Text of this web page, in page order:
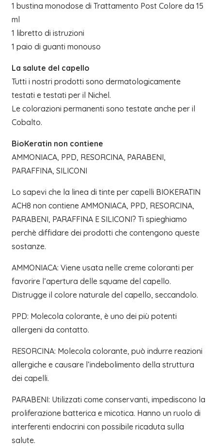
1 bustina monodose di Trattamento Post Colore da 15
ml
1 libretto di istruzioni
1 paio di guanti monouso
La salute del capello
Tutti i nostri prodotti sono dermatologicamente
testati e testati per il Nichel.
Le colorazioni permanenti sono testate anche per il
Cobalto.
BioKeratin non contiene
AMMONIACA, PPD, RESORCINA, PARABENI,
PARAFFINA, SILICONI
Lo sapevi che la linea di tinte per capelli BIOKERATIN
ACH8 non contiene AMMONIACA, PPD, RESORCINA,
PARABENI, PARAFFINA E SILICONI? Ti spieghiamo
perchè diffidare dei prodotti che contengono queste
sostanze.
AMMONIACA: Viene usata nelle creme coloranti per
favorire l’apertura delle squame del capello.
Distrugge il colore naturale del capello, seccandolo.
PPD: Molecola colorante, è uno dei più potenti
allergeni da contatto.
RESORCINA: Molecola colorante, può indurre reazioni
allergiche e causare l’indebolimento della struttura
dei capelli.
PARABENI: Utilizzati come conservanti, impediscono la
proliferazione batterica e micotica. Hanno un ruolo di
interferenti endocrini con possibile ricaduta sulla
salute.